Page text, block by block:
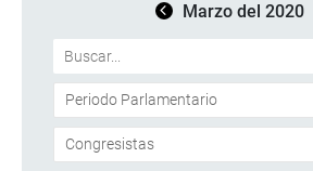
Marzo del 2020